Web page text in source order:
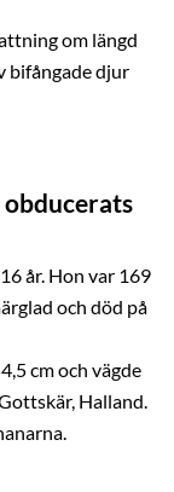
om längd
bifångade djur
obducerats
år. Hon var 169
och död på
cm och vägde
Halland.